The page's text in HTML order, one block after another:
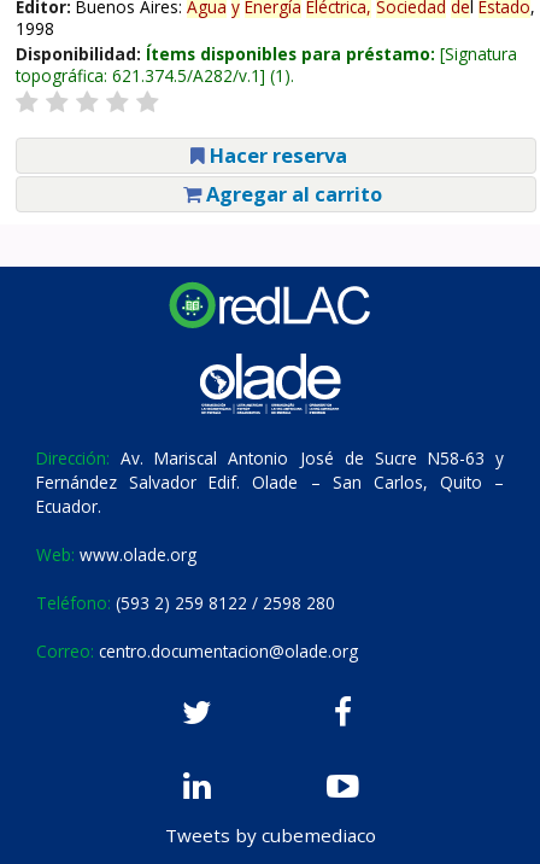
Editor: Buenos Aires: Agua y Energía Eléctrica, Sociedad del Estado,
1998
Disponibilidad: Ítems disponibles para préstamo: Signatura
topográfica: 621.374.5/A282/v.1 (1).
Hacer reserva
Agregar al carrito
Dirección: Av. Mariscal Antonio José de Sucre N58-63 y
Fernández Salvador Edif. Olade – San Carlos, Quito –
Ecuador.
Web: www.olade.org
Teléfono: (593 2) 259 8122 / 2598 280
Correo: centro.documentacion@olade.org
Tweets by cubemediaco